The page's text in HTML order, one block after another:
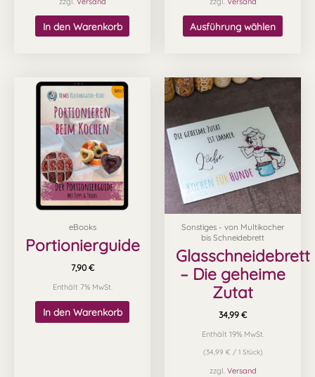
In den Warenkorb Ausführung wählen
eBooks
Portionierguide
7,90€
Enthält 7% MwSt.
In den Warenkorb
Sonstiges - von Multikocher
bis Schneidebrett
Glasschneidebrett
– Die geheime
Zutat
34,99 €
Enthält 19% MwSt.
(34,99 € / 1 Stück)
zzgl. Versand